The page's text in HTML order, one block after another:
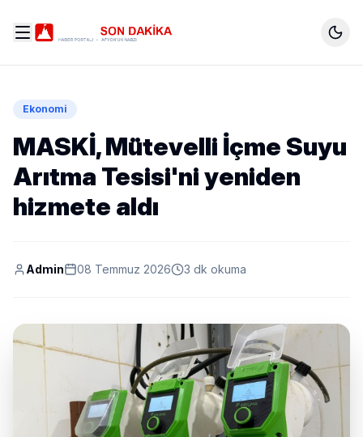
Ekonomi
MASKİ, Mütevelli İçme Suyu
Arıtma Tesisi'ni yeniden
hizmete aldı
Admin 08 Temmuz 2026 3 dk okuma